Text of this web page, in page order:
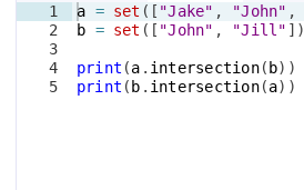
1
2
3
4
5
a = set ([ "Jake" , "John" ,
b = set ([ "John" , "Jill" ])
print (a . intersection( b))
print ( b . intersection(a))